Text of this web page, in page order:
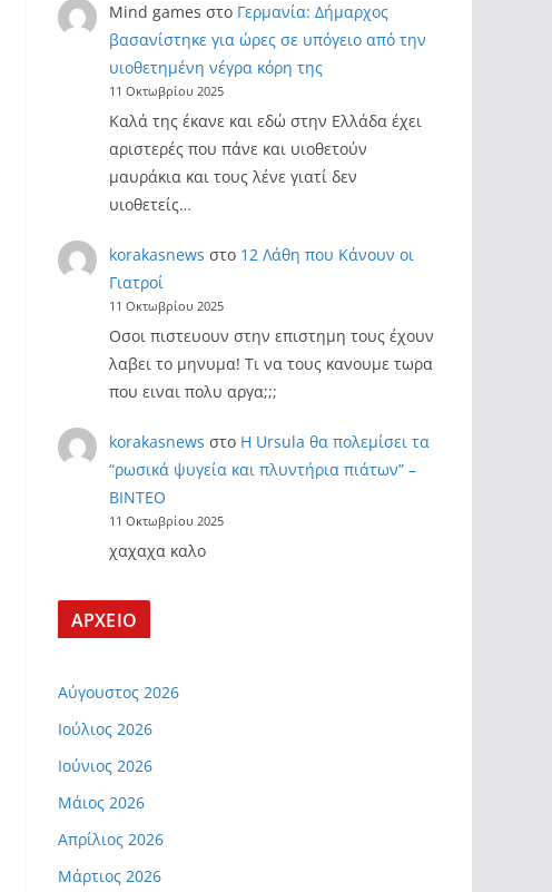
Mind games στο Γερμανία: Δήμαρχος
βασανίστηκε για ώρες σε υπόγειο από την
υιοθετημένη νέγρα κόρη της
11 Οκτωβρίου 2025
Καλά της έκανε και εδώ στην Ελλάδα έχει
αριστερές που πάνε και υιοθετούν
μαυράκια και τους λένε γιατί δεν
υιοθετείς…
korakasnews στο 12 Λάθη που Κάνουν οι
Γιατροί
11 Οκτωβρίου 2025
Οσοι πιστευουν στην επιστημη τους έχουν
λαβει το μηνυμα! Τι να τους κανουμε τωρα
που ειναι πολυ αργα;;;
korakasnews στο Η Ursula θα πολεμίσει τα
“ρωσικά ψυγεία και πλυντήρια πιάτων” –
ΒΙΝΤΕΟ
11 Οκτωβρίου 2025
χαχαχα καλο
ΑΡΧΕΙΟ
Αύγουστος 2026
Ιούλιος 2026
Ιούνιος 2026
Μάιος 2026
Απρίλιος 2026
Μάρτιος 2026